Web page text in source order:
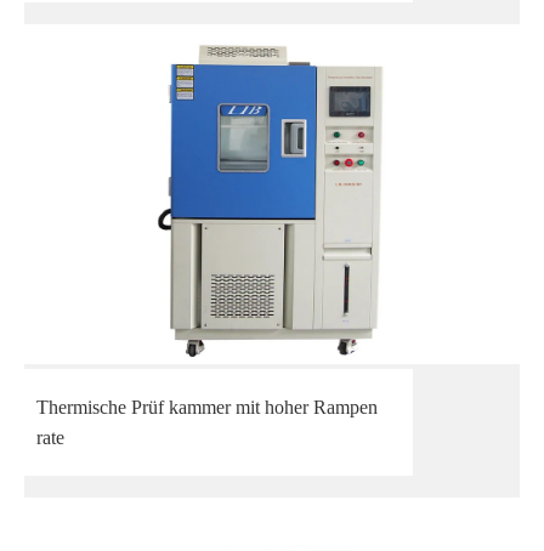
Thermische Prüf kammer mit hoher Rampen
rate